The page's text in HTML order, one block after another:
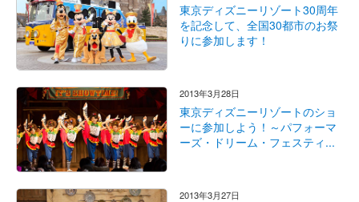
東京ディズニーリゾート30周年
を記念して、全国30都市のお祭
りに参加します！
2013年3月28日
東京ディズニーリゾートのショ
ーに参加しよう！～パフォーマ
ーズ・ドリーム・フェスティ...
2013年3月27日